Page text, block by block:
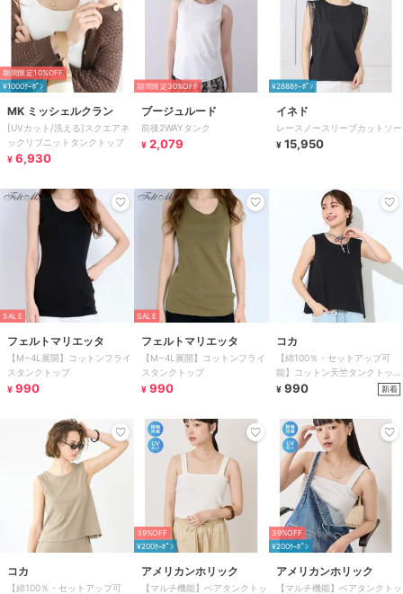
期間限定10%OFF
¥1000ｸｰﾎﾟﾝ
MK ミッシェルクラン
[UVカット/洗える]スクエアネ
ックリブニットタンクトップ
¥ 6,930
期間限定30%OFF
ブージュルード
前後2WAYタンク
¥ 2,079
¥2888ｸｰﾎﾟﾝ
イネド
レースノースリーブカットソー
¥ 15,950
SALE
フェルトマリエッタ
【M~4L展開】コットンフライ
スタンクトップ
¥ 990
SALE
フェルトマリエッタ
【M~4L展開】コットンフライ
スタンクトップ
¥ 990
コカ
【綿100％・セットアップ可
能】コットン天竺タンクトップ
全2色
¥ 990 新着
コカ
【綿100％・セットアップ可
39%OFF
¥200ｸｰﾎﾟﾝ
アメリカンホリック
【マルチ機能】ベアタンクトッ
39%OFF
¥200ｸｰﾎﾟﾝ
アメリカンホリック
【マルチ機能】ベアタンクトッ